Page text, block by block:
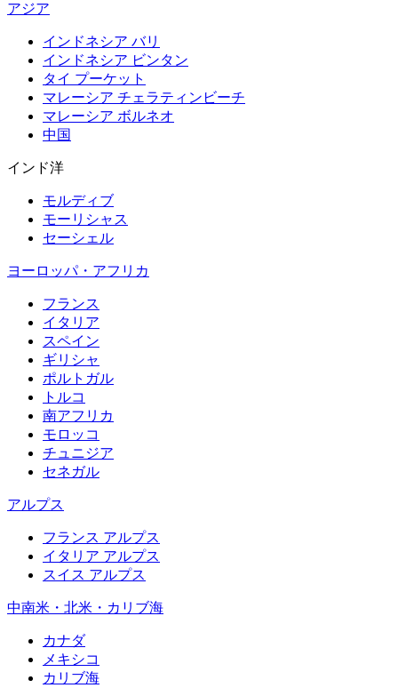
アジア
インドネシア バリ
インドネシア ビンタン
タイ プーケット
マレーシア チェラティンビーチ
マレーシア ボルネオ
中国
インド洋
モルディブ
モーリシャス
セーシェル
ヨーロッパ・アフリカ
フランス
イタリア
スペイン
ギリシャ
ポルトガル
トルコ
南アフリカ
モロッコ
チュニジア
セネガル
アルプス
フランス アルプス
イタリア アルプス
スイス アルプス
中南米・北米・カリブ海
カナダ
メキシコ
カリブ海